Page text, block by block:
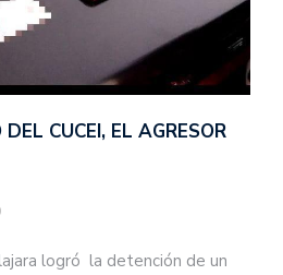
CUCEI, EL AGRESOR
logró la detención de un